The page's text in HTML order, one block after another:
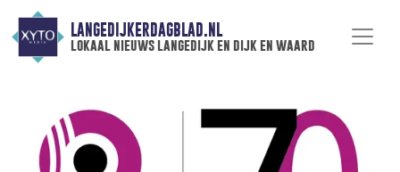
LANGEDIJKERDAGBLAD.NL
lokaal nieuws langedijk en dijk en waard